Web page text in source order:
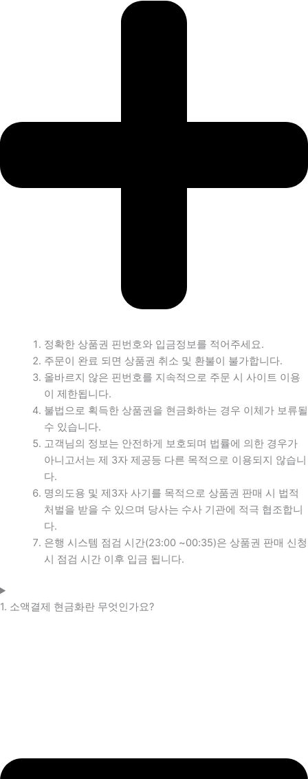
정확한 상품권 핀번호와 입금정보를 적어주세요.
주문이 완료 되면 상품권 취소 및 환불이 불가합니다.
올바르지 않은 핀번호를 지속적으로 주문 시 사이트 이용
이 제한됩니다.
불법으로 획득한 상품권을 현금화하는 경우 이체가 보류될
수 있습니다.
고객님의 정보는 안전하게 보호되며 법률에 의한 경우가
아니고서는 제 3자 제공등 다른 목적으로 이용되지 않습니
다.
명의도용 및 제3자 사기를 목적으로 상품권 판매 시 법적
처벌을 받을 수 있으며 당사는 수사 기관에 적극 협조합니
다.
은행 시스템 점검 시간(23:00 ~00:35)은 상품권 판매 신청
시 점검 시간 이후 입금 됩니다.
1. 소액결제 현금화란 무엇인가요?